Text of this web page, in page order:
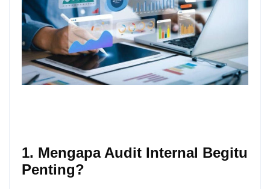
1. Mengapa Audit Internal Begitu
Penting?